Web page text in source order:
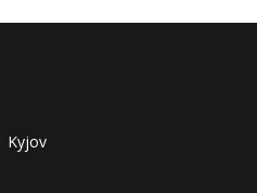
Kyjov